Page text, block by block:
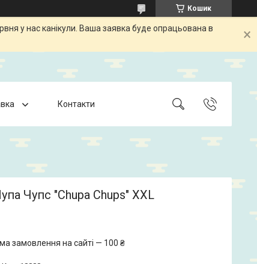
Кошик
у нас канікули. Ваша заявка буде опрацьована в
Контакти
Чупс "Chupa Chups" XXL
замовлення на сайті — 100 ₴